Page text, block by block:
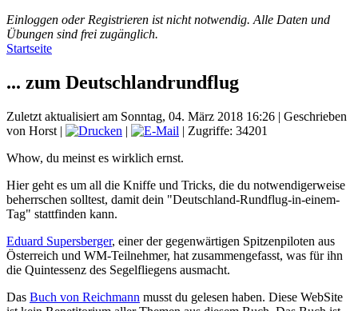
Einloggen oder Registrieren ist nicht notwendig. Alle Daten und
Übungen sind frei zugänglich.
Startseite
... zum Deutschlandrundflug
Zuletzt aktualisiert am Sonntag, 04. März 2018 16:26 | Geschrieben
von Horst | |
| Zugriffe: 34201
Whow, du meinst es wirklich ernst.
Hier geht es um all die Kniffe und Tricks, die du notwendigerweise
beherrschen solltest, damit dein "Deutschland-Rundflug-in-einem-
Tag" stattfinden kann.
Eduard Supersberger, einer der gegenwärtigen Spitzenpiloten aus
Österreich und WM-Teilnehmer, hat zusammengefasst, was für ihn
die Quintessenz des Segelfliegens ausmacht.
Das Buch von Reichmann musst du gelesen haben. Diese WebSite